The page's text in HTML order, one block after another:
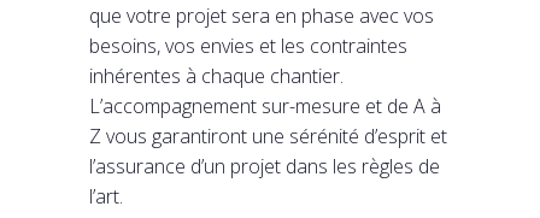
que votre projet sera en phase avec vos
besoins, vos envies et les contraintes
inhérentes à chaque chantier.
L’accompagnement sur-mesure et de A à
Z vous garantiront une sérénité d’esprit et
l’assurance d’un projet dans les règles de
l’art.